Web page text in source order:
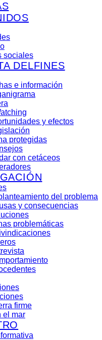
sociales
DELFINES
e información
y efectos
protegidas
con cetáceos
del problema
y consecuencias
problemáticas
firme
el mar